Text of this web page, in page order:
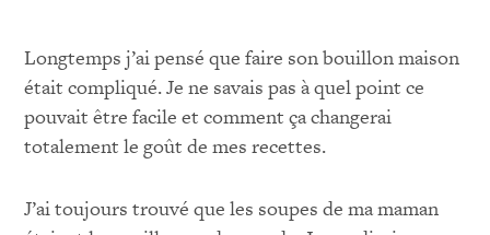
Longtemps j’ai pensé que faire son bouillon maison
était compliqué. Je ne savais pas à quel point ce
pouvait être facile et comment ça changerai
totalement le goût de mes recettes.
J’ai toujours trouvé que les soupes de ma maman